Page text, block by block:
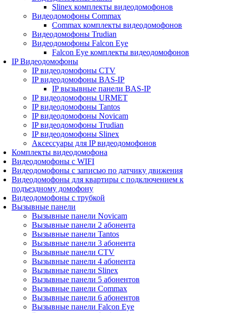
Slinex комплекты видеодомофонов
Видеодомофоны Commax
Commax комплекты видеодомофонов
Видеодомофоны Trudian
Видеодомофоны Falcon Eye
Falcon Eye комплекты видеодомофонов
IP Видеодомофоны
IP видеодомофоны CTV
IP видеодомофоны BAS-IP
IP вызывные панели BAS-IP
IP видеодомофоны URMET
IP видеодомофоны Tantos
IP видеодомофоны Novicam
IP видеодомофоны Trudian
IP видеодомофоны Slinex
Аксессуары для IP видеодомофонов
Комплекты видеодомофона
Видеодомофоны с WIFI
Видеодомофоны с записью по датчику движения
Видеодомофоны для квартиры с подключением к
подъездному домофону
Видеодомофоны с трубкой
Вызывные панели
Вызывные панели Novicam
Вызывные панели 2 абонента
Вызывные панели Tantos
Вызывные панели 3 абонента
Вызывные панели CTV
Вызывные панели 4 абонента
Вызывные панели Slinex
Вызывные панели 5 абонентов
Вызывные панели Commax
Вызывные панели 6 абонентов
Вызывные панели Falcon Eye